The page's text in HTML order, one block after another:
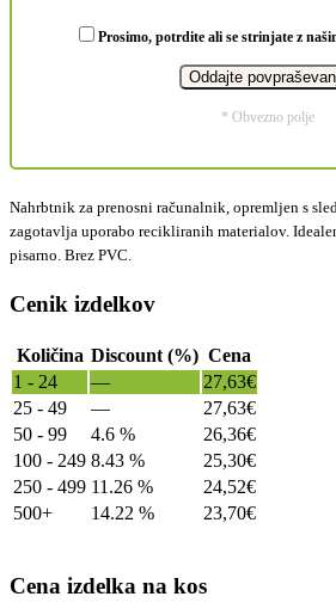
Prosimo, potrdite ali se strinjate z
* Obvezno polje
Nahrbtnik za prenosni računalnik, opremljen s
zagotavlja uporabo recikliranih materialov.
pisarno. Brez PVC.
Cenik izdelkov
Količina Discount (%) Cena
1 - 24
— 27,63€
25 - 49
— 27,63€
50 - 99
4.6 % 26,36€
100 - 249 8.43 % 25,30€
250 - 499 11.26 % 24,52€
500+
14.22 % 23,70€
Cena izdelka na kos